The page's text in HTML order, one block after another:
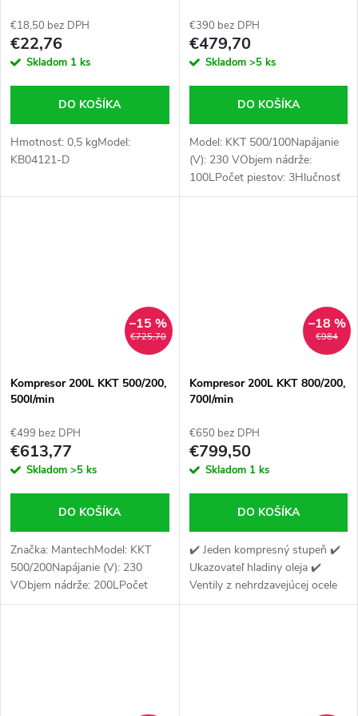
€18,50 bez DPH
€22,76
Skladom 1 ks
DO KOŠÍKA
Hmotnosť: 0,5 kgModel:
KB04121-D
€390 bez DPH
€479,70
Skladom >5 ks
DO KOŠÍKA
Model: KKT 500/100Napájanie
(V): 230 VObjem nádrže:
100LPočet piestov: 3Hlučnosť
(dB): 89 dBTlak (bar): 8
€725,70
–15 %
Kompresor 200L KKT 500/200,
500l/min
€499 bez DPH
€613,77
Skladom >5 ks
DO KOŠÍKA
Značka: MantechModel: KKT
500/200Napájanie (V): 230
VObjem nádrže: 200LPočet
piestov: 3Počet stupňov
€984
–18 %
Kompresor 200L KKT 800/200,
700l/min
€650 bez DPH
€799,50
Skladom 1 ks
DO KOŠÍKA
✔️ Jeden kompresný stupeň ✔️
Ukazovateľ hladiny oleja ✔️
Ventily z nehrdzavejúcej ocele